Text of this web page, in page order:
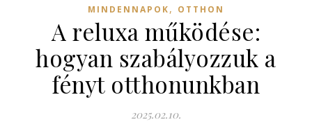
MINDENNAPOK, OTTHON
A reluxa működése:
hogyan szabályozzuk a
fényt otthonunkban
2025.02.10.